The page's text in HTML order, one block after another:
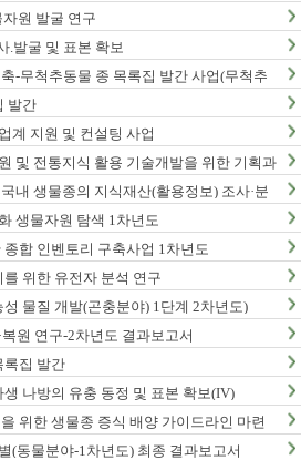
년도) 최종 결과보고서
원 발굴 연구
.발굴 및 표본 확보
-무척추동물 종 목록집 발간 사업(무척추
발간
계 지원 및 컨설팅 사업
및 전통지식 활용 기술개발을 위한 기획과
내 생물종의 지식재산(활용정보) 조사·분
생물자원 탐색 1차년도
합 인벤토리 구축사업 1차년도
위한 유전자 분석 연구
물질 개발(곤충분야) 1단계 2차년도)
원 연구-2차년도 결과보고서
록집 발간
나방의 유충 동정 및 표본 확보(IV)
위한 생물종 증식 배양 가이드라인 마련
(동물분야-1차년도) 최종 결과보고서